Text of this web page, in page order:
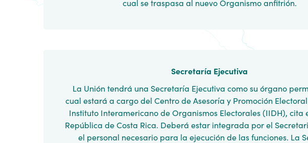
cual se traspasa al nuevo Organismo anfitrión.
Secretaría Ejecutiva
La Unión tendrá una Secretaría Ejecutiva como su órgano
cual estará a cargo del Centro de Asesoría y Promoción Electoral
Instituto Interamericano de Organismos Electorales (IIDH), cita
República de Costa Rica. Deberá estar integrada por el
el personal necesario para la ejecución de las funciones. La